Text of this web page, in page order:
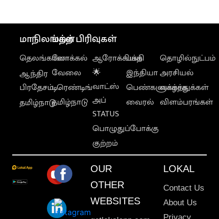
மாநிலங்கள்
தெலங்கானா
ஆந்திர
பிரதேசம்
தமிழ்நாடு
மற்ற பிரிவுகள்
லோக்கல்
வேலை
டிரெண்டிங்
தமிழ்நாடு
ஆரோக்கியம்
🌟
வாட்ஸ்
அப்
STATUS
பொழுதுப்போக்கு
குற்றம்
பக்தி
இந்தியா
பெண்களுக்காக
வைரல்
தொழில்நுட்பம்
அரசியல்
வாழ்த்துக்கள்
விளம்பரங்கள்
OUR
OTHER
WEBSITES
LOKAL
Contact Us
About Us
Privacy